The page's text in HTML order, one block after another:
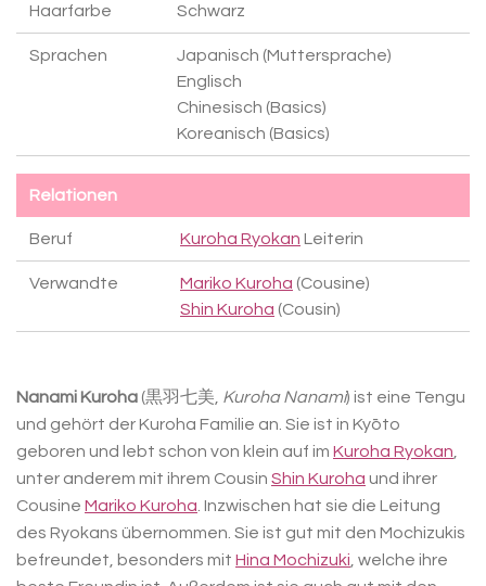
Haarfarbe Schwarz
Sprachen
Japanisch (Muttersprache)
Englisch
Chinesisch (Basics)
Koreanisch (Basics)
Relationen
Beruf Kuroha Ryokan Leiterin
Verwandte Mariko Kuroha (Cousine)
Shin Kuroha (Cousin)
Nanami Kuroha(黒羽七美, Kuroha Nanami) ist eine Tengu
und gehört der Kuroha Familie an. Sie ist in Kyōto
geboren und lebt schon von klein auf im Kuroha Ryokan
unter anderem mit ihrem Cousin Shin Kuroha und ihrer
Cousine Mariko Kuroha . Inzwischen hat sie die Leitung
des Ryokans übernommen. Sie ist gut mit den Mochizukis
befreundet, besonders mit Hina Mochizuki , welche ihre